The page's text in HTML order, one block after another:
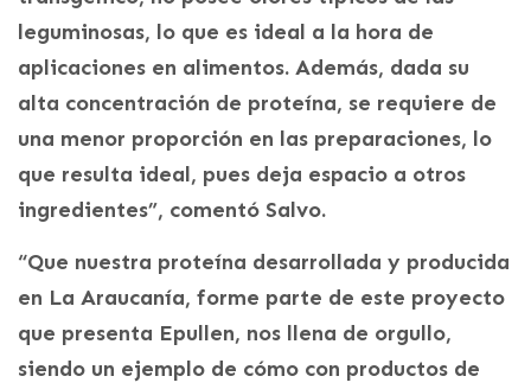
leguminosas, lo que es ideal a la hora de
aplicaciones en alimentos. Además, dada su
alta concentración de proteína, se requiere de
una menor proporción en las preparaciones, lo
que resulta ideal, pues deja espacio a otros
ingredientes”, comentó Salvo.
“Que nuestra proteína desarrollada y producida
en La Araucanía, forme parte de este proyecto
que presenta Epullen, nos llena de orgullo,
siendo un ejemplo de cómo con productos de